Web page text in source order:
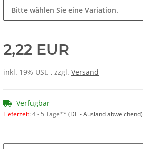
Bitte wählen Sie eine Variation.
2,22 EUR
inkl. 19% USt. , zzgl. Versand
Verfügbar
Lieferzeit:4 - 5 Tage** (DE - Ausland abweichend)